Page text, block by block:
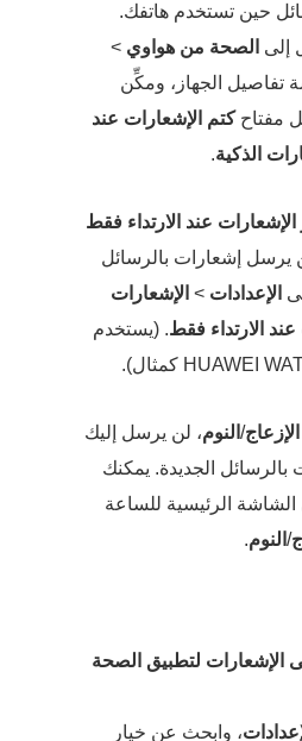
حين تستخدم هاتفك.
إلى الصحة من هواوي >
تفاصيل الجهاز، ومكِّن
مفتاحكتم الإشعارات عند
الذكية.
الإشعارات عند الارتداء فقط
يرسل إشعارات بالرسائل
الإعدادات > الإشعارات
الارتداء فقط. (يستخدم
/ النوم، لن يرسل إليك
الجديدة. يمكنك
الرئيسية للساعة
/ النوم.
الإشعارات لتطبيق الصحة
، وابحث عن خيار